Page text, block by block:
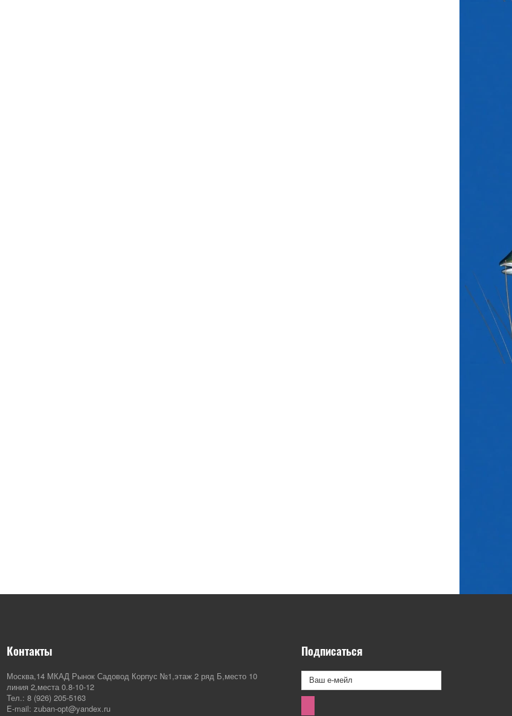
Контакты
Москва,14 МКАД Рынок Садовод Корпус №1,этаж 2 ряд Б,место 10
линия 2,места 0.8-10-12
Тел.: 8 (926) 205-5163
E-mail: zuban-opt@yandex.ru
Подписаться